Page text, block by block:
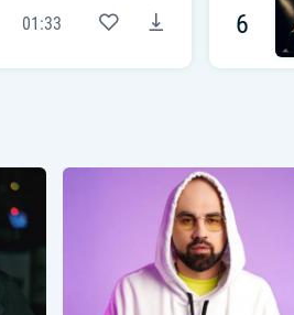
01:33 6